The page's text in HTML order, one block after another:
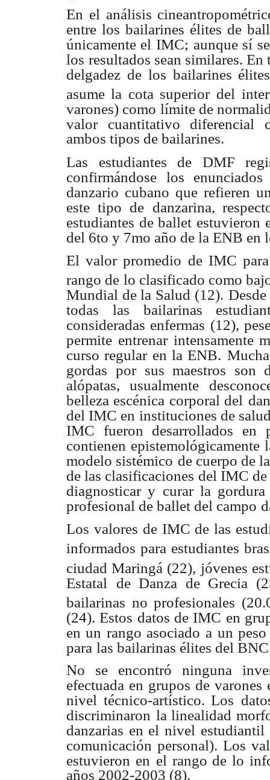
En el análisis
entre los bailarines élites de
únicamente el IMC; aunque sí
los resultados sean similares.
delgadez de los bailarines
asume la cota superior del
varones) como límite de
valor cuantitativo diferencial
ambos tipos de bailarines.
Las estudiantes de DMF
confirmándose los
danzario cubano que refieren
este tipo de danzarina,
estudiantes de ballet
del 6to y 7mo año de la ENB en
El valor promedio de IMC
rango de lo clasificado como
Mundial de la Salud (12).
todas
las bailarinas
consideradas enfermas (12),
permite entrenar intensamente
curso regular en la ENB.
gordas por sus maestros son
alópatas, usualmente
belleza escénica corporal del
del IMC en instituciones de
IMC fueron desarrollados en
contienen epistemológicamente
modelo sistémico de cuerpo de
de las clasificaciones del IMC
diagnosticar y curar la gordura
profesional de ballet del campo
Los valores de IMC de las
informados para estudiantes
ciudad Maringá (22), jóvenes
Estatal
de Danza de Grecia
bailarinas no profesionales
(24). Estos datos de IMC en
en un rango asociado a un
para las bailarinas élites del
No se encontró ninguna
efectuada en grupos de varones
nivel técnico-artístico. Los
discriminaron la linealidad
danzarias en el nivel estudiantil
comunicación personal). Los
estuvieron en el rango de lo
años 2002-2003 (8).